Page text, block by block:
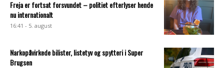
Freja er fortsat forsvundet – politiet efterlyser hende
nu internationalt
16:41 - 5. august
Narkopåvirkede bilister, listetyv og spytteri i Super
Brugsen